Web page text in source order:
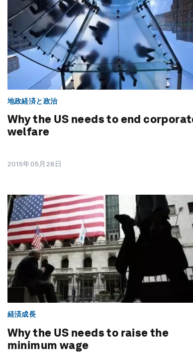
地政経済と政治
Why the US needs to end
welfare
2015年05月28日
経済成長
Why the US needs to raise the
minimum wage